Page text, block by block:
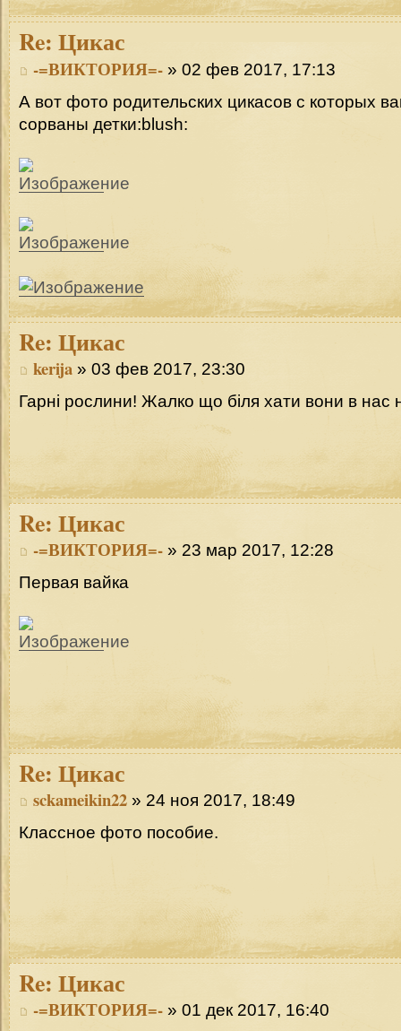
Re: Цикас
-=ВИКТОРИЯ=- » 02 фев 2017, 17:13
А вот фото родительских цикасов с которых
сорваны детки:blush:
Re: Цикас
kerija » 03 фев 2017, 23:30
Гарні рослини! Жалко що біля хати вони в нас
Re: Цикас
-=ВИКТОРИЯ=- » 23 мар 2017, 12:28
Первая вайка
Re: Цикас
sckameikin22 » 24 ноя 2017, 18:49
Классное фото пособие.
Re: Цикас
-=ВИКТОРИЯ=- » 01 дек 2017, 16:40